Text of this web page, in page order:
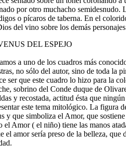
por otro muchacho semidesnudo.
o pícaros de taberna. En el
del vino sobre los demás
DEL ESPEJO
a uno de los cuadros más
no sólo del autor, sino de toda la
ser que este cuadro lo hizo para la
sobrino del Conde duque de
y recostada, actitud ésta que
este tema mitológico. La figura
y que simboliza el Amor, que
el Amor ( el niño) tiene las manos
el amor sería preso de la belleza, que